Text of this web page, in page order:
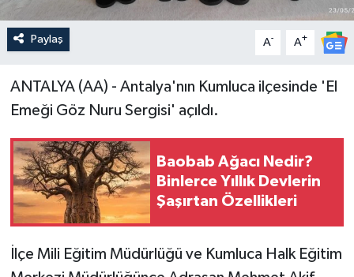
Paylaş A- A+
ANTALYA (AA) - Antalya'nın Kumluca ilçesinde 'El
Emeği Göz Nuru Sergisi' açıldı.
Baobab Ağacı Nedir?
Binlerce Yıllık Devlerin
Şaşırtan Özellikleri
İlçe Mili Eğitim Müdürlüğü ve Kumluca Halk Eğitim